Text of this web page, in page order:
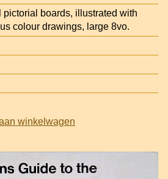
pictorial boards, illustrated with
colour drawings, large 8vo.
winkelwagen